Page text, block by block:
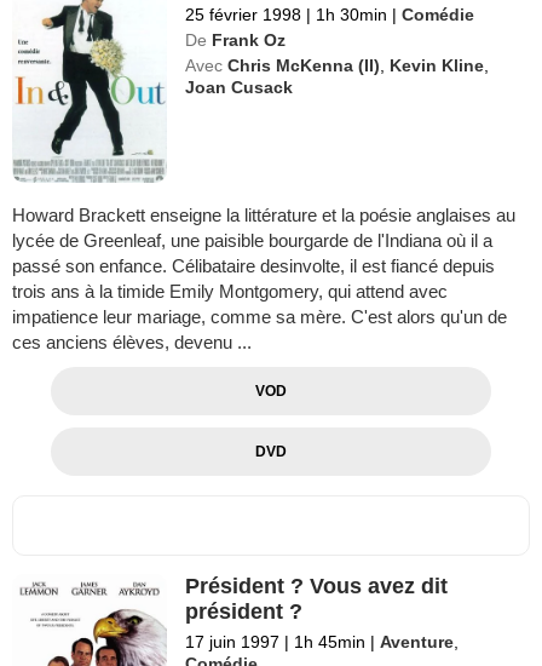
25 février 1998 | 1h 30min | Comédie
De Frank Oz
Avec Chris McKenna (II) Kevin Kline
Joan Cusack
Howard Brackett enseigne la littérature et la poésie anglaises au
lycée de Greenleaf, une paisible bourgarde de l'Indiana où il a
passé son enfance. Célibataire desinvolte, il est fiancé depuis
trois ans à la timide Emily Montgomery, qui attend avec
impatience leur mariage, comme sa mère. C'est alors qu'un de
ces anciens élèves, devenu ...
VOD
DVD
Président ? Vous avez dit
président ?
17 juin 1997 | 1h 45min | Aventure